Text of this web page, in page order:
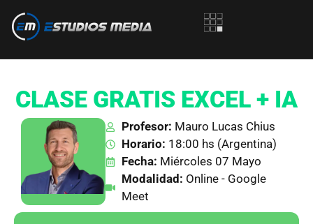
CLASE GRATIS EXCEL + IA
Profesor: Mauro Lucas Chius
Horario: 18:00 hs (Argentina)
Fecha: Miércoles 07 Mayo
Modalidad: Online - Google
Meet